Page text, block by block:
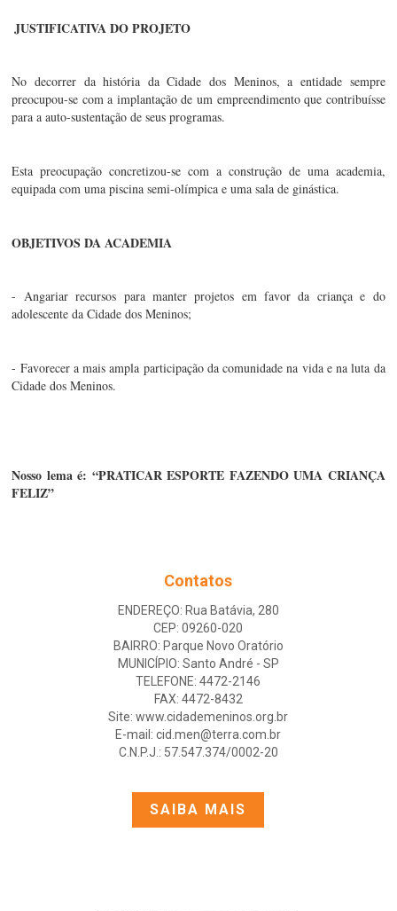
JUSTIFICATIVA DO PROJETO
No decorrer da história da Cidade dos Meninos, a entidade sempre
preocupou-se com a implantação de um empreendimento que contribuísse
para a auto-sustentação de seus programas.
Esta preocupação concretizou-se com a construção de uma academia,
equipada com uma piscina semi-olímpica e uma sala de ginástica.
OBJETIVOS DA ACADEMIA
- Angariar recursos para manter projetos em favor da criança e do
adolescente da Cidade dos Meninos;
- Favorecer a mais ampla participação da comunidade na vida e na luta da
Cidade dos Meninos.
Nosso lema é: “PRATICAR ESPORTE FAZENDO UMA CRIANÇA
FELIZ”
Contatos
ENDEREÇO: Rua Batávia, 280
CEP: 09260-020
BAIRRO: Parque Novo Oratório
MUNICÍPIO: Santo André - SP
TELEFONE: 4472-2146
FAX: 4472-8432
Site: www.cidademeninos.org.br
E-mail: cid.men@terra.com.br
C.N.P.J.: 57.547.374/0002-20
SAIBA MAIS